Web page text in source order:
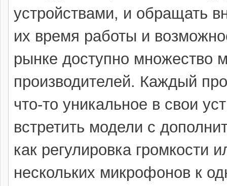
устройствами, и обращать
их время работы и
рынке доступно множество
производителей. Каждый
что-то уникальное в свои
встретить модели с
как регулировка громкости
нескольких микрофонов к